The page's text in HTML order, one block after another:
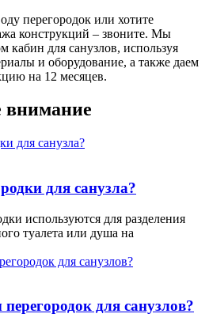
перегородок или хотите
конструкций – звоните. Мы
кабин для санузлов, используя
и оборудование, а также даем
на 12 месяцев.
внимание
для санузла?
используются для разделения
туалета или душа на
для санузлов?